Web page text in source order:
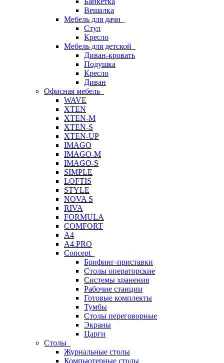
Вешалка
Мебель для дачи
Стул
Кресло
Мебель для детской
Диван-кровать
Подушка
Кресло
Диван
Офисная мебель
WAVE
XTEN
XTEN-M
XTEN-S
XTEN-UP
IMAGO
IMAGO-M
IMAGO-S
SIMPLE
LOFTIS
STYLE
NOVA S
RIVA
FORMULA
COMFORT
A4
A4.PRO
Concept
Брифинг-приставки
Столы операторские
Системы хранения
Рабочие станции
Готовые комплекты
Тумбы
Столы переговорные
Экраны
Царги
Столы
Журнальные столы
Компьютерные столы